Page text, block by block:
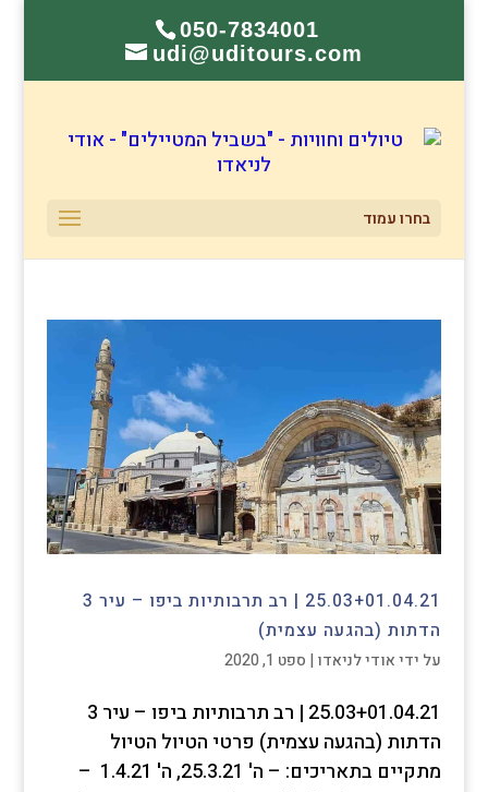
050-7834001
udi@uditours.com
בחרו עמוד
25.03+01.04.21 | רב תרבותיות ביפו – עיר 3
הדתות (בהגעה עצמית)
על ידיאודי לניאדו| ספט 1, 2020
25.03+01.04.21 | רב תרבותיות ביפו – עיר 3
הדתות (בהגעה עצמית) פרטי הטיול הטיול
מתקיים בתאריכים: – ה' 25.3.21, ה' 1.4.21 –